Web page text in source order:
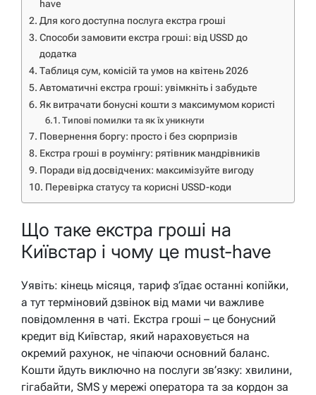
have
Для кого доступна послуга екстра гроші
Способи замовити екстра гроші: від USSD до
додатка
Таблиця сум, комісій та умов на квітень 2026
Автоматичні екстра гроші: увімкніть і забудьте
Як витрачати бонусні кошти з максимумом користі
Типові помилки та як їх уникнути
Повернення боргу: просто і без сюрпризів
Екстра гроші в роумінгу: рятівник мандрівників
Поради від досвідчених: максимізуйте вигоду
Перевірка статусу та корисні USSD-коди
Що таке екстра гроші на
Київстар і чому це must-have
Уявіть: кінець місяця, тариф з’їдає останні копійки,
а тут терміновий дзвінок від мами чи важливе
повідомлення в чаті. Екстра гроші – це бонусний
кредит від Київстар, який нараховується на
окремий рахунок, не чіпаючи основний баланс.
Кошти йдуть виключно на послуги зв’язку: хвилини,
гігабайти, SMS у мережі оператора та за кордон за